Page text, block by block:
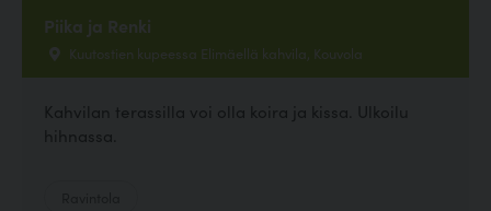
Piika ja Renki
Kuutostien kupeessa Elimäellä kahvila, Kouvola
Kahvilan terassilla voi olla koira ja kissa. Ulkoilu
hihnassa.